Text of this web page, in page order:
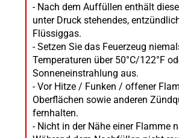
- Nach dem Auffüllen enthält
unter Druck stehendes,
Flüssiggas.
- Setzen Sie das Feuerzeug
Temperaturen über 50°C/122°F
Sonneneinstrahlung aus.
- Vor Hitze / Funken / offener
Oberflächen sowie anderen
fernhalten.
- Nicht in der Nähe einer Flamme